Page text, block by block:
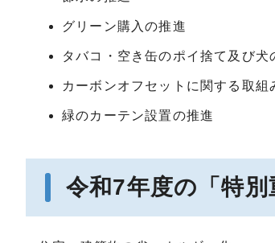
グリーン購入の推進
タバコ・空き缶のポイ捨て及び
カーボンオフセットに関する取組
緑のカーテン設置の推進
令和7年度の「特別